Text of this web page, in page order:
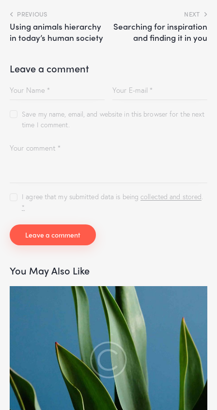
PREVIOUS
Using animals hierarchy
in today’s human society
NEXT
Searching for inspiration
and finding it in you
Leave a comment
Save my name, email, and website in this browser for the next
time I comment.
I agree that my submitted data is beingcollected and stored.
*
You May Also Like